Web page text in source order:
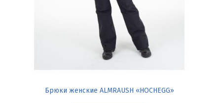
Брюки женские ALMRAUSH «HOCHEGG»